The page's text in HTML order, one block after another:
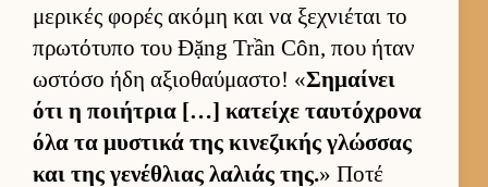
μερικές φορές ακόμη και να ξεχνιέται το
πρωτότυπο του Đặng Trần Côn, που ήταν
ωστόσο ήδη αξιο­θαύ­μαστο! «Σημαί­νει
ότι η ποι­ήτρια […] κατείχε ταυ­τόχρονα
όλα τα μυστικά της κινεζικής γλώσ­σας
και της γενέθλιας λαλιάς της.» Ποτέ